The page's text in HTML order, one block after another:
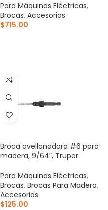
Para Máquinas Eléctricas,
Brocas, Accesorios
$715.00
Broca avellanadora #6 para
madera, 9/64″, Truper
Para Máquinas Eléctricas,
Brocas, Brocas Para Madera,
Accesorios
$125.00